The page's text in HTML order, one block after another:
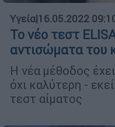
Υγεία|16.05.2022
Το νέο τεστ
αντισώματα του
Η νέα μέθοδος
όχι καλύτερη -
τεστ αίματος